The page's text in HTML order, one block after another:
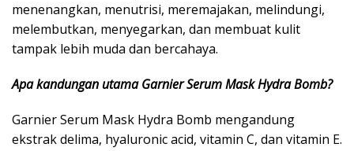
menenangkan, menutrisi, meremajakan, melindungi,
melembutkan, menyegarkan, dan membuat kulit
tampak lebih muda dan bercahaya.
Apa kandungan utama Garnier Serum Mask Hydra Bomb?
Garnier Serum Mask Hydra Bomb mengandung
ekstrak delima, hyaluronic acid, vitamin C, dan vitamin E.